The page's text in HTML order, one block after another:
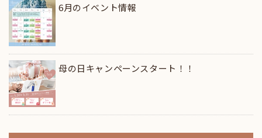
6月のイベント情報
母の日キャンペーンスタート！！